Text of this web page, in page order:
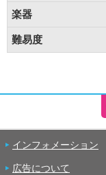
楽器
難易度
インフォメーション
広告について